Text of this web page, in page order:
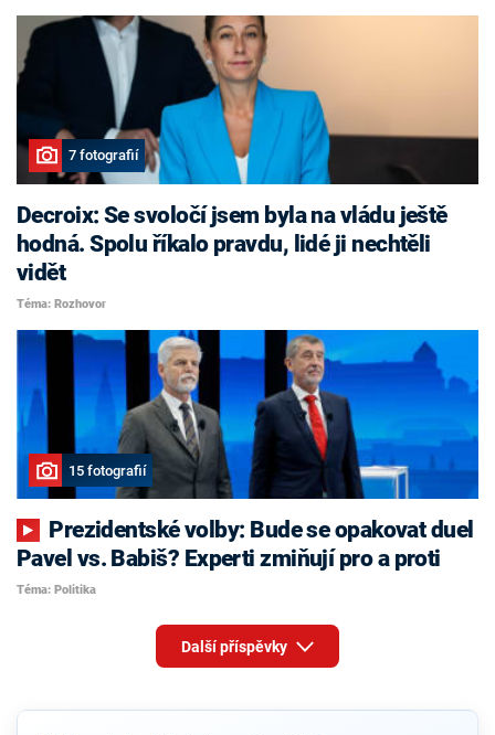
7 fotografií
Decroix: Se svoločí jsem byla na vládu ještě
hodná. Spolu říkalo pravdu, lidé ji nechtěli
vidět
Téma: Rozhovor
15 fotografií
Pavel vs. Babiš? Experti zmiňují pro a proti
Téma: Politika
Další příspěvky